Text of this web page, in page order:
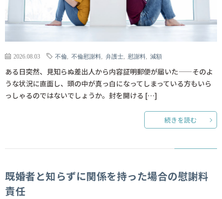
2026.08.03 不倫 不倫慰謝料 弁護士 慰謝料 減額
ある日突然、見知らぬ差出人から内容証明郵便が届いた——そのよ
うな状況に直面し、頭の中が真っ白になってしまっている方もいら
っしゃるのではないでしょうか。封を開ける […]
続きを読む
既婚者と知らずに関係を持った場合の慰謝料
責任